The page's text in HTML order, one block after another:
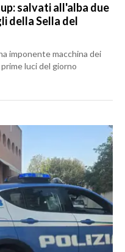
salvati all'alba due
della Sella del
imponente macchina dei
luci del giorno